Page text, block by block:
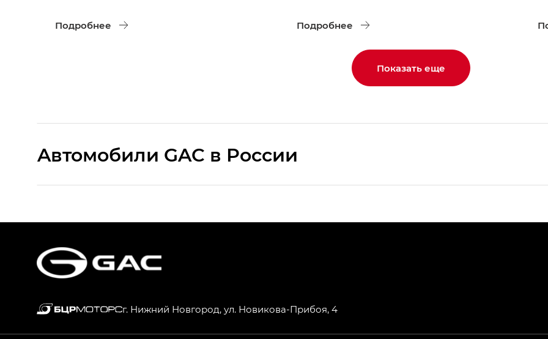
Подробнее Подробнее
Показать еще
Aвтомобили GAC в России
HYPTEC HT — Хайптек Эйч Ти (HYPTEC HT) в комплектации Экс ПРЕМИУМ — EX PREMIUM
г. Нижний Новгород, ул. Новикова-Прибоя, 4